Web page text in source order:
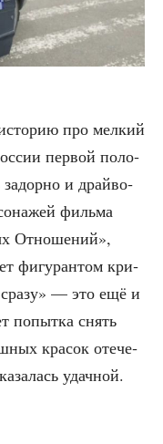
про мел­кий
пер­вой поло­
и драй­во­
филь­ма
Отно­ше­ний»,
фигу­ран­том кри­
— это ещё и
попыт­ка снять
кра­сок оте­че­
удачной.